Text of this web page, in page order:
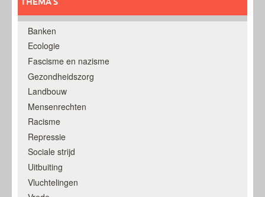
Banken
Ecologie
Fascisme en nazisme
Gezondheidszorg
Landbouw
Mensenrechten
Racisme
Repressie
Sociale strijd
Uitbuiting
Vluchtelingen